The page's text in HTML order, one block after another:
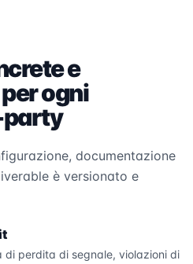
e
ogni
documentazione
è versionato e
perdita di segnale, violazioni di